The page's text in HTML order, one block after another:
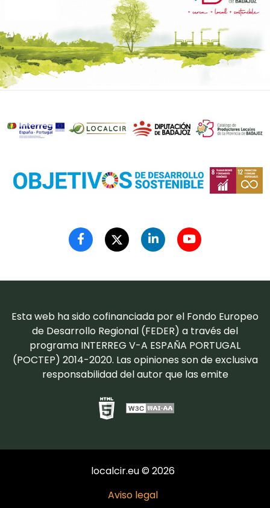
Esta web ha sido cofinanciada por el Fondo Europeo
de Desarrollo Regional (FEDER) a través del
programa INTERREG V-A ESPAÑA PORTUGAL
(POCTEP) 2014-2020. Las opiniones son de exclusiva
responsabilidad del autor que las emite
localcir.eu © 2026
Aviso legal